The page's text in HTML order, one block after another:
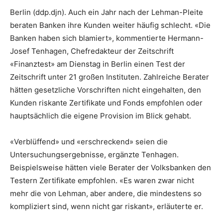
Berlin (ddp.djn). Auch ein Jahr nach der Lehman-Pleite
beraten Banken ihre Kunden weiter häufig schlecht. «Die
Banken haben sich blamiert», kommentierte Hermann-
Josef Tenhagen, Chefredakteur der Zeitschrift
«Finanztest» am Dienstag in Berlin einen Test der
Zeitschrift unter 21 großen Instituten. Zahlreiche Berater
hätten gesetzliche Vorschriften nicht eingehalten, den
Kunden riskante Zertifikate und Fonds empfohlen oder
hauptsächlich die eigene Provision im Blick gehabt.
«Verblüffend» und «erschreckend» seien die
Untersuchungsergebnisse, ergänzte Tenhagen.
Beispielsweise hätten viele Berater der Volksbanken den
Testern Zertifikate empfohlen. «Es waren zwar nicht
mehr die von Lehman, aber andere, die mindestens so
kompliziert sind, wenn nicht gar riskant», erläuterte er.